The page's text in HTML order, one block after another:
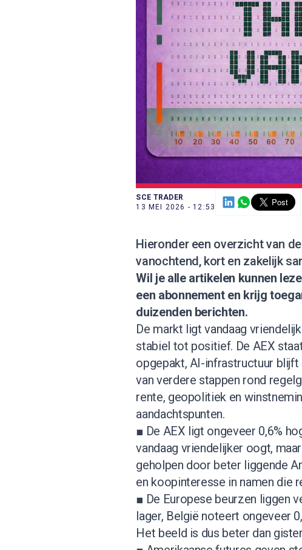
SCE TRADER
13 MEI 2026 - 12:53
Hieronder een overzicht van
vanochtend, kort en zakelijk
Wil je alle artikelen kunnen
een abonnementen krijg
duizenden berichten.
De markt ligt vandaag
stabiel tot positief. De AEX
opgepakt, AI-infrastructuur
van verdere stappen rond
rente, geopolitiek en
aandachtspunten.
■ De AEX ligt ongeveer 0,6%
vandaag vriendelijker oogt,
geholpen door beter liggende
en koopinteresse in namen die
■ De Europese beurzen liggen
lager, België noteert ongeveer
Het beeld is dus beter dan